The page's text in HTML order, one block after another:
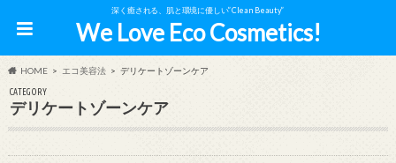
深く癒される、肌と環境に優しい”Clean Beauty”
We Love Eco Cosmetics!
HOME エコ美容法 デリケートゾーンケア
CATEGORY
デリケートゾーンケア